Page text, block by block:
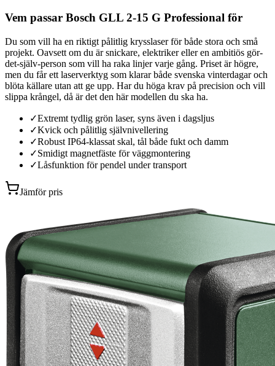
Vem passar Bosch GLL 2-15 G Professional för
Du som vill ha en riktigt pålitlig krysslaser för både stora och små
projekt. Oavsett om du är snickare, elektriker eller en ambitiös gör-
det-själv-person som vill ha raka linjer varje gång. Priset är högre,
men du får ett laserverktyg som klarar både svenska vinterdagar och
blöta källare utan att ge upp. Har du höga krav på precision och vill
slippa krångel, då är det den här modellen du ska ha.
✓Extremt tydlig grön laser, syns även i dagsljus
✓Kvick och pålitlig självnivellering
✓Robust IP64-klassat skal, tål både fukt och damm
✓Smidigt magnetfäste för väggmontering
✓Låsfunktion för pendel under transport
Jämför pris